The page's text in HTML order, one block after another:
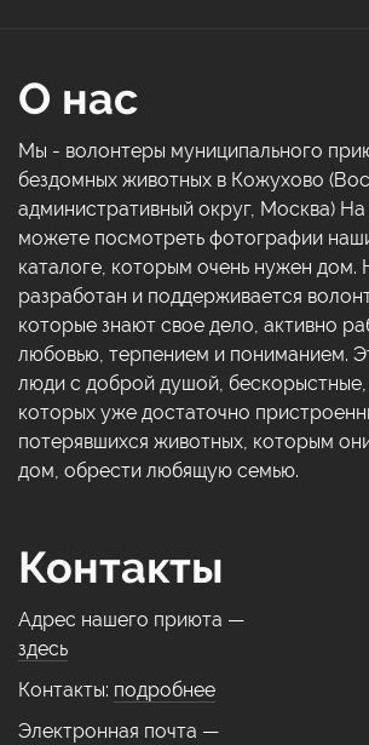
О нас
Мы - волонтеры муниципального
бездомных животных в Кожухово
административный округ, Москва)
можете посмотреть фотографии
каталоге, которым очень нужен дом.
разработан и поддерживается
которые знают свое дело, активно
любовью, терпением и пониманием.
люди с доброй душой, бескорыстные,
которых уже достаточно
потерявшихся животных, которым
дом, обрести любящую семью.
Контакты
Адрес нашего приюта —
здесь
Контакты: подробнее
Электронная почта —